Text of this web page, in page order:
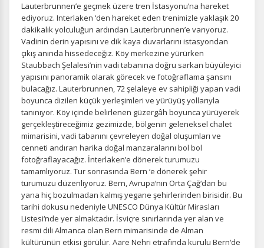
ÇEREZ KULLANIM AYARLARINIZ
Çerez tercihlerinizibelirleyin.
Daha fazla bilgi içinKVKK bilgilendirmemizi,çerez kullanımve
gizlilik koşullarını inceleyebilirsiniz.
Lauterbrunnen’e geçmek üzere tren İstasyonu’na hareket
ediyoruz. Interlaken ‘den hareket eden trenimizle yaklaşık 20
dakikalık yolculuğun ardından Lauterbrunnen’e varıyoruz.
Vadinin derin yapısını ve dik kaya duvarlarını istasyondan
çıkış anında hissedeceğiz. Köy merkezine yürürken
Staubbach Şelalesi’nin vadi tabanına doğru sarkan büyüleyici
yapısını panoramik olarak görecek ve fotoğraflama şansını
bulacağız. Lauterbrunnen, 72 şelaleye ev sahipliği yapan vadi
boyunca dizilen küçük yerleşimleri ve yürüyüş yollarıyla
tanınıyor. Köy içinde belirlenen güzergâh boyunca yürüyerek
gerçekleştireceğimiz gezimizde, bölgenin geleneksel chalet
mimarisini, vadi tabanını çevreleyen doğal oluşumları ve
cenneti andıran harika doğal manzaralarını bol bol
fotoğraflayacağız. İnterlaken’e dönerek turumuzu
tamamlıyoruz. Tur sonrasında Bern ‘e dönerek şehir
turumuzu düzenliyoruz. Bern, Avrupa‘nın Orta Çağ‘dan bu
yana hiç bozulmadan kalmış yegane şehirlerinden birisidir. Bu
tarihi dokusu nedeniyle UNESCO Dünya Kültür Mirasları
Listesi‘nde yer almaktadır. İsviçre sınırlarında yer alan ve
resmi dili Almanca olan Bern mimarisinde de Alman
kültürünün etkisi görülür. Aare Nehri etrafında kurulu Bern‘de